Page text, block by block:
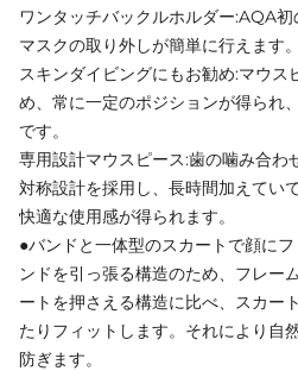
ワンタッチバックルホルダー:AQA初
マスクの取り外しが簡単に行えます。
スキンダイビングにもお勧め:マウス
め、常に一定のポジションが得られ
です。
専用設計マウスピース:歯の噛み合わ
対称設計を採用し、長時間加えてい
快適な使用感が得られます。
●バンドと一体型のスカートで顔に
ンドを引っ張る構造のため、フレー
ートを押さえる構造に比べ、スカー
たりフィットします。それにより自
防ぎます。